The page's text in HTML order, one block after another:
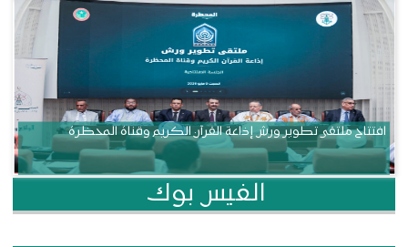
افتتاح ملتقى تطوير ورش إذاعة القرآن الكريم وقناة المحظرة
الفيس بوك